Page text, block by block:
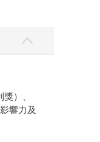
）、
響力及